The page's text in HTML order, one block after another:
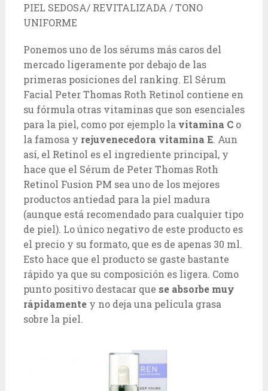
PIEL SEDOSA/ REVITALIZADA / TONO
UNIFORME
Ponemos uno de los sérums más caros del
mercado ligeramente por debajo de las
primeras posiciones del ranking. El Sérum
Facial Peter Thomas Roth Retinol contiene en
su fórmula otras vitaminas que son esenciales
para la piel, como por ejemplo la vitamina Co
la famosa y rejuvenecedora vitamina E. Aun
así, el Retinol es el ingrediente principal, y
hace que el Sérum de Peter Thomas Roth
Retinol Fusion PM sea uno de los mejores
productos antiedad para la piel madura
(aunque está recomendado para cualquier tipo
de piel). Lo único negativo de este producto es
el precio y su formato, que es de apenas 30 ml.
Esto hace que el producto se gaste bastante
rápido ya que su composición es ligera. Como
punto positivo destacar que se absorbe muy
rápidamentey no deja una película grasa
sobre la piel.